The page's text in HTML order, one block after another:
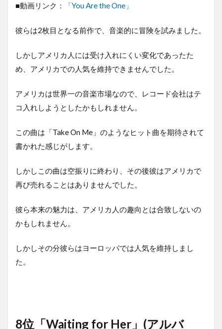
■動画リンク：
「You Are the One」
彼らは2枚目となる前作で、音楽的に冒険を試みました。
しかしアメリカ人には受け入れにくい変化であったた
め、アメリカでの人気を維持できませんでした。
アメリカは世界一の音楽市場なので、レコード会社はテ
コ入れしようとしたかもしれません。
この曲は「Take On Me」のようなヒット曲を期待されて
書かれた感じがします。
しかしこの曲は空振りに終わり、その後彼はアメリカで
再び売れることはありませんでした。
彼ら本来の魅力は、アメリカ人の趣向とは合致しないの
かもしれません。
しかしその分彼らはヨーロッパでは人気を維持しまし
た。
8位「Waiting for Her」(アルバ